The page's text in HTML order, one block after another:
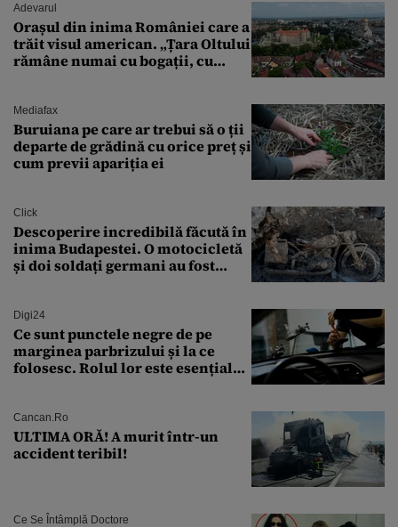
Adevarul
Orașul din inima României care a
trăit visul american. „Țara Oltului
rămâne numai cu bogații, cu
Mediafax
Buruiana pe care ar trebui să o ții
departe de grădină cu orice preț și
cum previi apariția ei
Click
Descoperire incredibilă făcută în
inima Budapestei. O motocicletă
și doi soldați germani au fost
Digi24
Ce sunt punctele negre de pe
marginea parbrizului și la ce
folosesc. Rolul lor este esențial
Cancan.ro
ULTIMA ORĂ! A murit într-un
accident teribil!
Ce Se Întâmplă Doctore